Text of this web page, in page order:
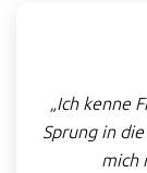
„Ich kenne
Sprung in
mich